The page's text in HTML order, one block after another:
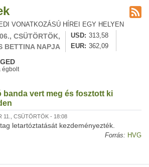
VONATKOZÁSÚ HÍREI EGY HELYEN
CSÜTÖRTÖK,
BETTINA NAPJA
USD
313,58
EUR
362,09
égbolt
banda vert meg és fosztott ki
11., CSÜTÖRTÖK - 18:08
letartóztatását kezdeményezték.
Forrás: HVG